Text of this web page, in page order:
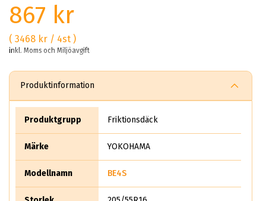
867 kr
( 3468 kr / 4st )
inkl. Moms och Miljöavgift
Produktinformation
Produktgrupp Friktionsdäck
Märke YOKOHAMA
Modellnamn BE4S